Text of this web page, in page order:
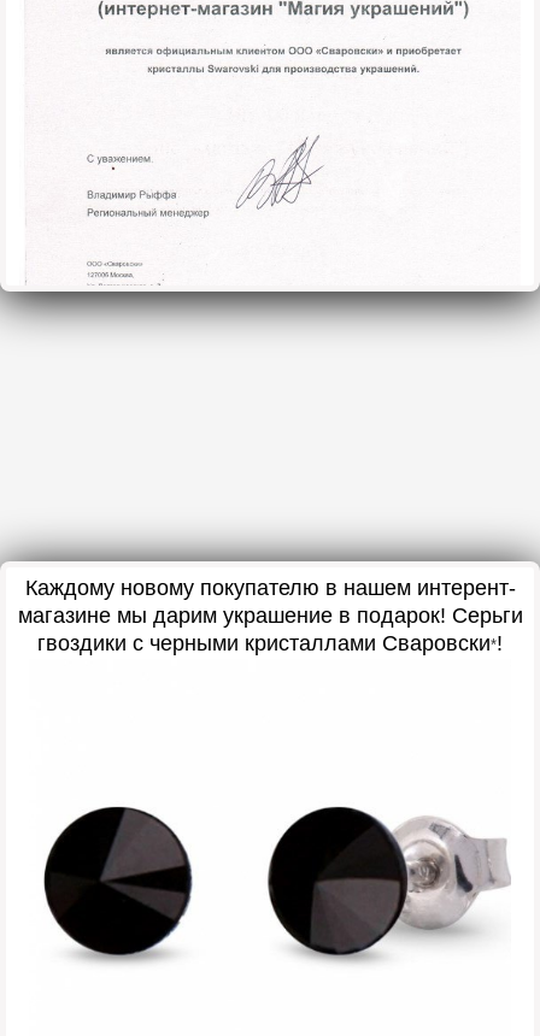
Каждому новому покупателю в нашем интерент-
магазине мы дарим украшение в подарок! Серьги
гвоздики с черными кристаллами Сваровски*!